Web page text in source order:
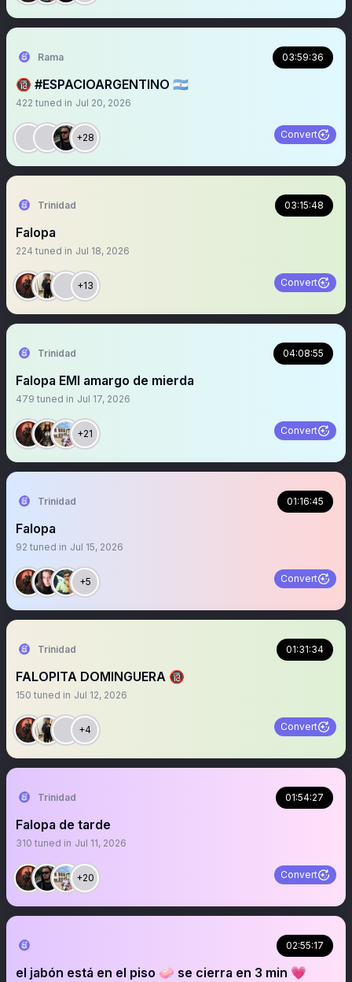
Rama 03:59:36
🔞 #ESPACIOARGENTINO 🇦🇷
422 tuned in Jul 20, 2026
+28 Convert
Trinidad 03:15:48
Falopa
224 tuned in Jul 18, 2026
+13 Convert
Trinidad 04:08:55
Falopa EMI amargo de mierda
479 tuned in Jul 17, 2026
+21 Convert
Trinidad 01:16:45
Falopa
92 tuned in Jul 15, 2026
+5 Convert
Trinidad 01:31:34
FALOPITA DOMINGUERA 🔞
150 tuned in Jul 12, 2026
+4 Convert
Trinidad 01:54:27
Falopa de tarde
310 tuned in Jul 11, 2026
+20 Convert
02:55:17
el jabón está en el piso 🧼 se cierra en 3 min 💗